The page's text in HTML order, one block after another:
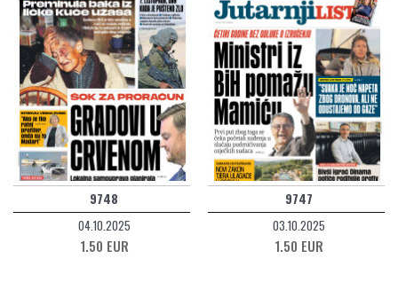
9748
04.10.2025
1.50 EUR
9747
03.10.2025
1.50 EUR